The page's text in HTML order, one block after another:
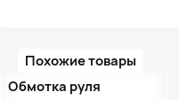
Похожие товары
●Кол-во ограничено
Обмотка руля